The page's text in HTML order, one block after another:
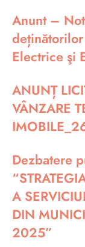
Anunt –
Electrice şi
ANUNȚ
VÂNZARE
Dezbatere
A
DIN
2025”